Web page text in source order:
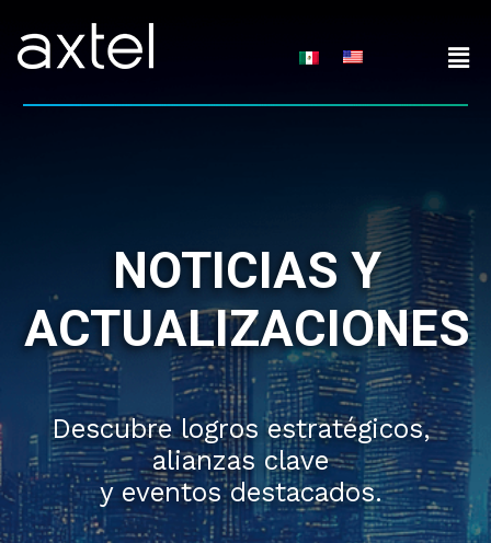
content
NOTICIAS Y
ACTUALIZACIONES
Descubre logros estratégicos,
alianzas clave
y eventos destacados.